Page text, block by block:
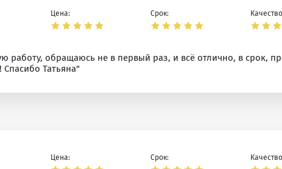
Цена: Срок:
работу, обращаюсь не в первый раз, и всё отлично, в срок,
Татьяна"
Цена: Срок: